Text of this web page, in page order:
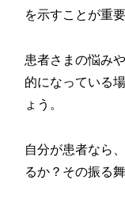
を示すことが重要
患者さまの悩み
的になっている
ょう。
自分が患者なら
るか？その振る